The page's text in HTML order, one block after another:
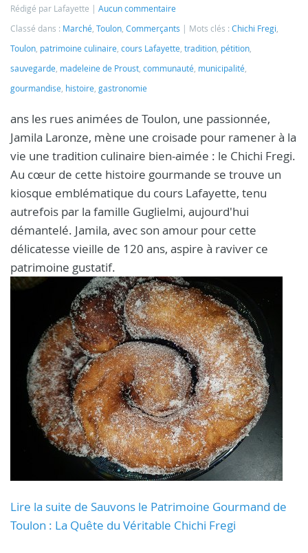
Rédigé par Lafayette
Aucun commentaire
Classé dans : Marché, Toulon, Commerçants Mots clés : Chichi Fregi,
Toulon, patrimoine culinaire, cours Lafayette, tradition, pétition,
sauvegarde, madeleine de Proust, communauté, municipalité,
gourmandise, histoire, gastronomie
ans les rues animées de Toulon, une passionnée,
Jamila Laronze, mène une croisade pour ramener à la
vie une tradition culinaire bien-aimée : le Chichi Fregi.
Au cœur de cette histoire gourmande se trouve un
kiosque emblématique du cours Lafayette, tenu
autrefois par la famille Guglielmi, aujourd'hui
démantelé. Jamila, avec son amour pour cette
délicatesse vieille de 120 ans, aspire à raviver ce
patrimoine gustatif.
Lire la suite de Sauvons le Patrimoine Gourmand de
Toulon : La Quête du Véritable Chichi Fregi